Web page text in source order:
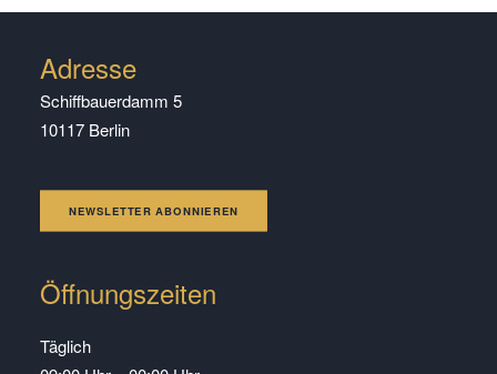
Adresse
Schiffbauerdamm 5
10117 Berlin
NEWSLETTER ABONNIEREN
Öffnungszeiten
Täglich